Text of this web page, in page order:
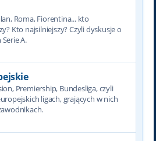
Roma, Fiorentina... kto
Kto najsilniejszy? Czyli dyskusje o
A.
Premiership, Bundesliga, czyli
ligach, grających w nich